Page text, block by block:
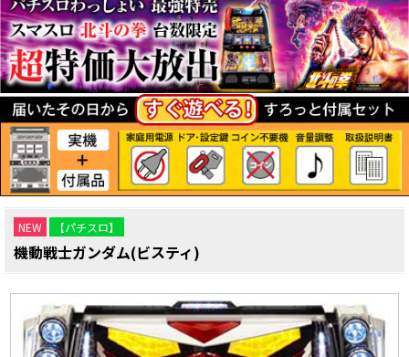
NEW 【パチスロ】
機動戦士ガンダム(ビスティ)